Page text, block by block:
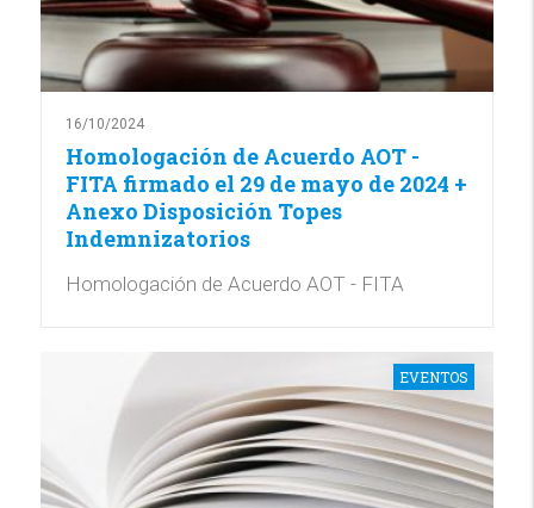
16/10/2024
Homologación de Acuerdo AOT -
FITA firmado el 29 de mayo de 2024 +
Anexo Disposición Topes
Indemnizatorios
Homologación de Acuerdo AOT - FITA
EVENTOS